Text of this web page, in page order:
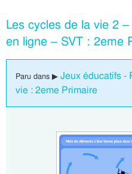
Les cycles de la vie 2
en ligne – SVT : 2eme
Paru dans ▶ Jeux éducatifs -
vie : 2eme Primaire